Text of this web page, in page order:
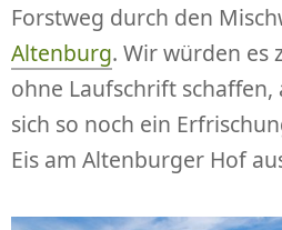
Forstweg durch den
Altenburg. Wir würden es
ohne Laufschrift
sich so noch ein
Eis am Altenburger Hof